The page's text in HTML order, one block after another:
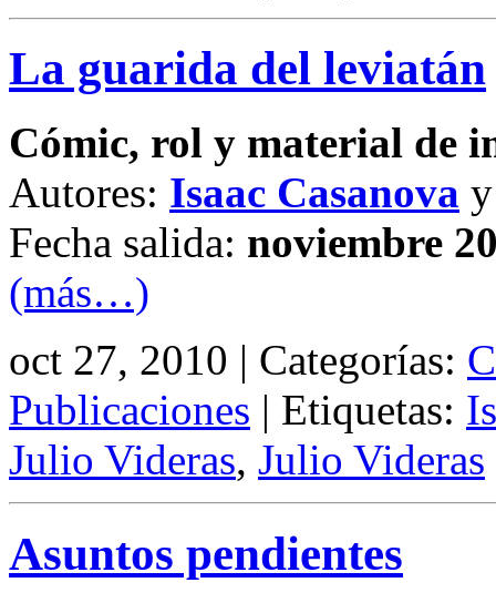
La guarida del leviatán
Cómic, rol y material de
Autores: Isaac Casanova
Fecha salida: noviembre
(más…)
oct 27, 2010 | Categorías:
Publicaciones | Etiquetas:
Julio Videras, Julio Videras
Asuntos pendientes